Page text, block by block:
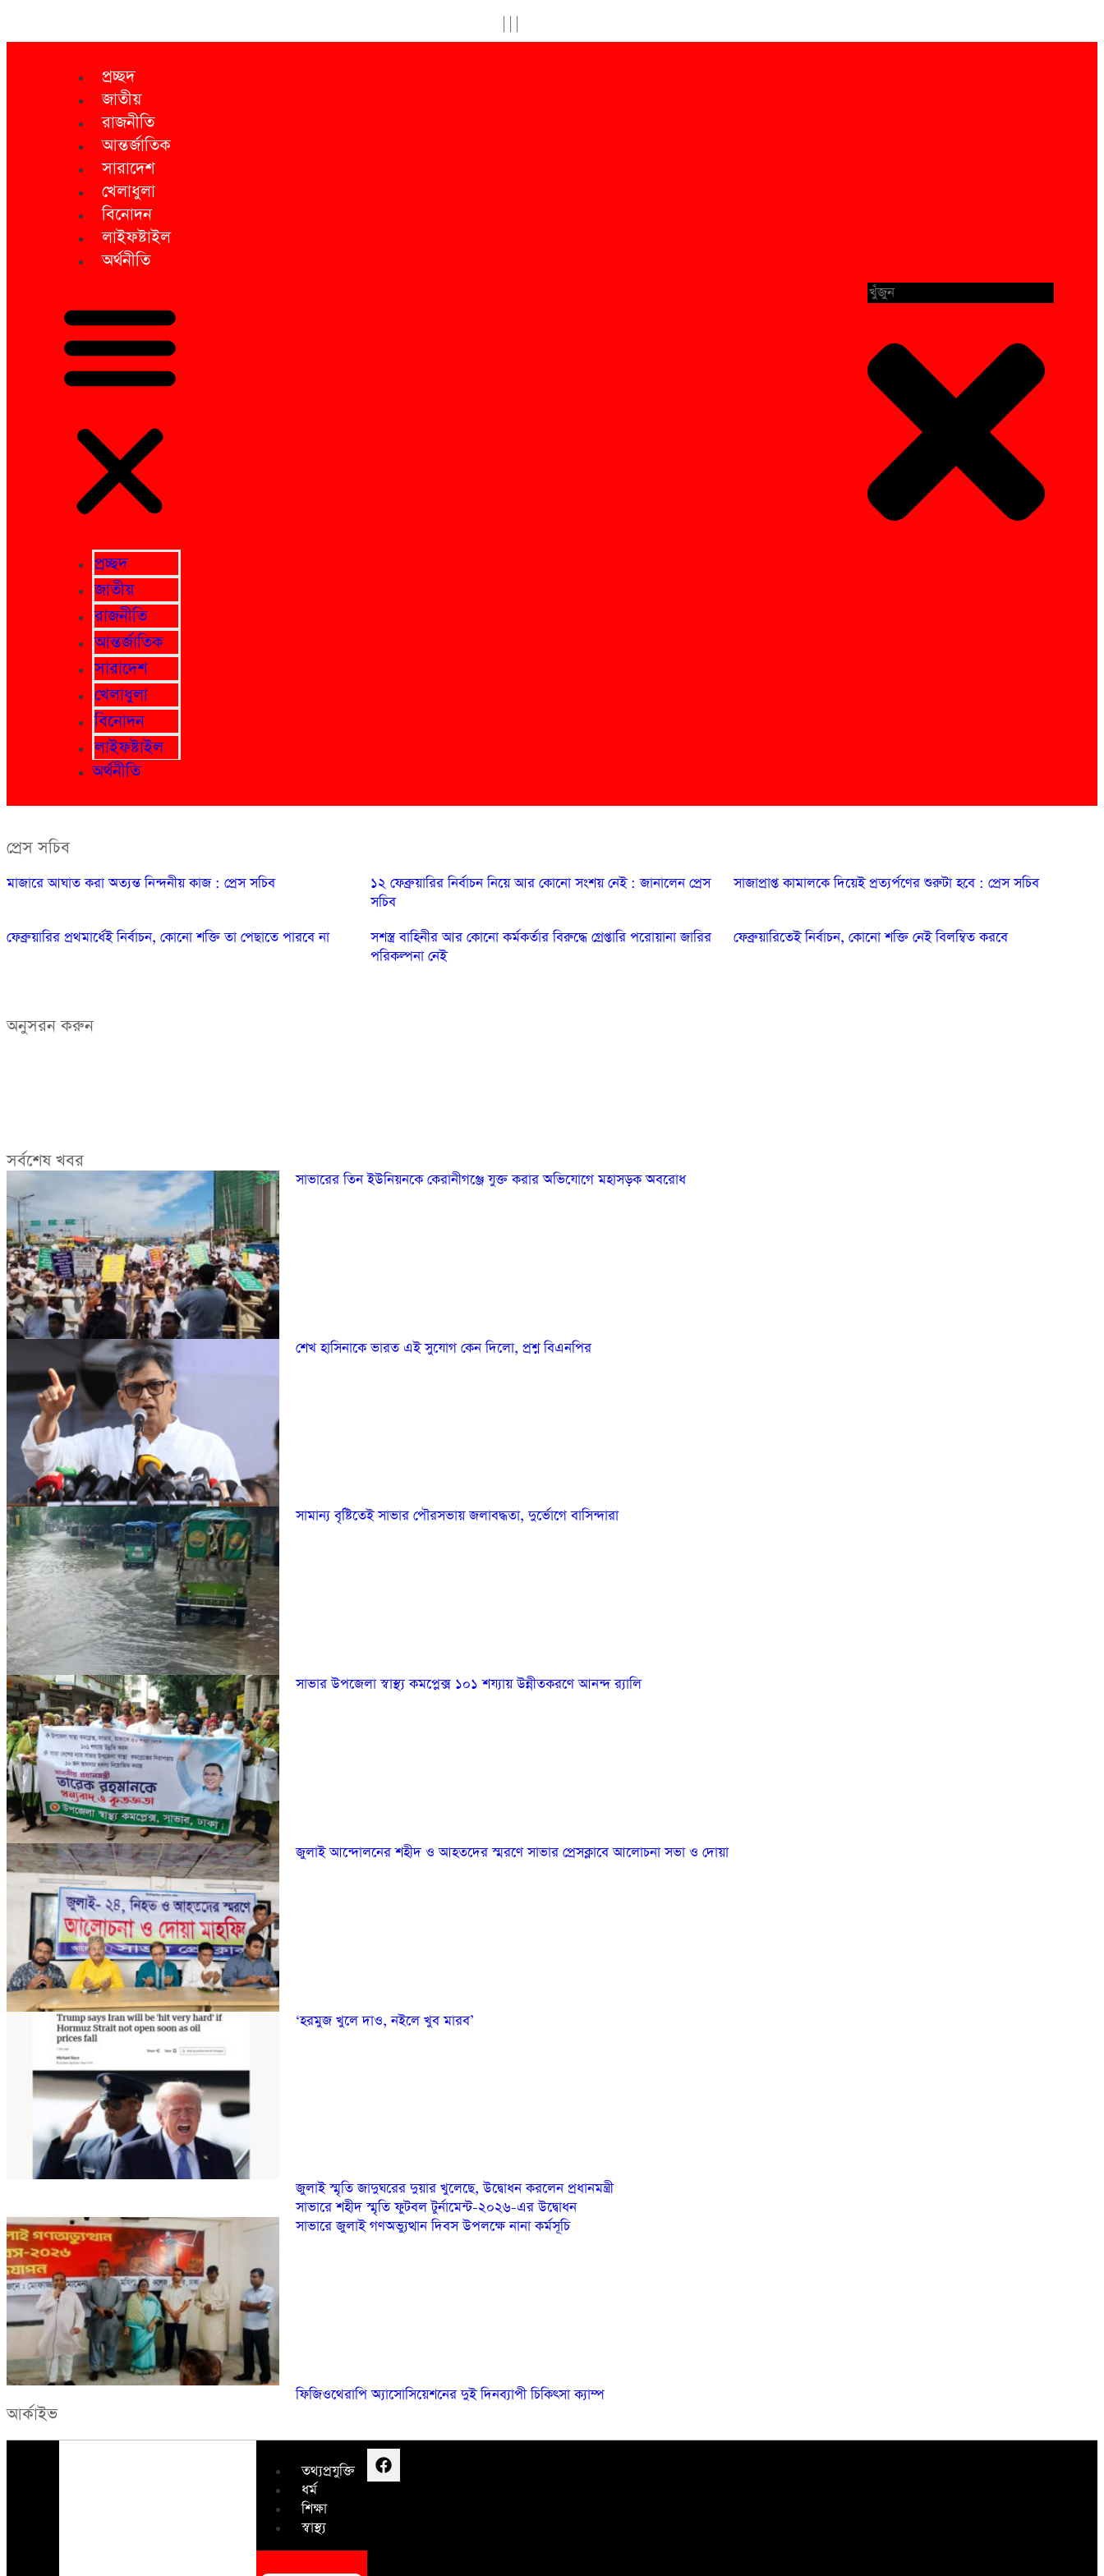
প্রচ্ছদ
জাতীয়
রাজনীতি
আন্তর্জাতিক
সারাদেশ
খেলাধুলা
বিনোদন
লাইফষ্টাইল
অর্থনীতি
প্রচ্ছদ
জাতীয়
রাজনীতি
আন্তর্জাতিক
সারাদেশ
খেলাধুলা
বিনোদন
লাইফষ্টাইল
অর্থনীতি
প্রেস সচিব
মাজারে আঘাত করা অত্যন্ত নিন্দনীয় কাজ : প্রেস সচিব
১২ ফেব্রুয়ারির নির্বাচন নিয়ে আর কোনো সংশয় নেই : জানালেন প্রেস
সচিব
সাজাপ্রাপ্ত কামালকে দিয়েই প্রত্যর্পণের শুরুটা হবে : প্রেস সচিব
ফেব্রুয়ারির প্রথমার্ধেই নির্বাচন, কোনো শক্তি তা পেছাতে পারবে না
সশস্ত্র বাহিনীর আর কোনো কর্মকর্তার বিরুদ্ধে গ্রেপ্তারি পরোয়ানা জারির
পরিকল্পনা নেই
ফেব্রুয়ারিতেই নির্বাচন, কোনো শক্তি নেই বিলম্বিত করবে
অনুসরন করুন
সর্বশেষ খবর
সাভারের তিন ইউনিয়নকে কেরানীগঞ্জে যুক্ত করার অভিযোগে মহাসড়ক অবরোধ
শেখ হাসিনাকে ভারত এই সুযোগ কেন দিলো, প্রশ্ন বিএনপির
সামান্য বৃষ্টিতেই সাভার পৌরসভায় জলাবদ্ধতা, দুর্ভোগে বাসিন্দারা
সাভার উপজেলা স্বাস্থ্য কমপ্লেক্স ১০১ শয্যায় উন্নীতকরণে আনন্দ র‍্যালি
জুলাই আন্দোলনের শহীদ ও আহতদের স্মরণে সাভার প্রেসক্লাবে আলোচনা সভা ও দোয়া
‘হরমুজ খুলে দাও, নইলে খুব মারব’
জুলাই স্মৃতি জাদুঘরের দুয়ার খুলেছে, উদ্বোধন করলেন প্রধানমন্ত্রী
সাভারে শহীদ স্মৃতি ফুটবল টুর্নামেন্ট-২০২৬-এর উদ্বোধন
সাভারে জুলাই গণঅভ্যুত্থান দিবস উপলক্ষে নানা কর্মসূচি
ফিজিওথেরাপি অ্যাসোসিয়েশনের দুই দিনব্যাপী চিকিৎসা ক্যাম্প
আর্কাইভ
তথ্যপ্রযুক্তি
ধর্ম
শিক্ষা
স্বাস্থ্য